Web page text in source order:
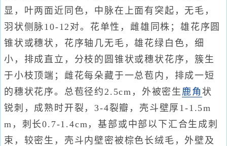
显，叶两面近同色，中脉在上面有突起，无毛，
羽状侧脉10-12对。花单性，雌雄同株；雄花序圆
锥状或穗状，花序轴几无毛，雄花绿白色，细
小，排成直立，分枝的圆锥状或穗状花序，簇生
于小枝顶端；雌花每朵藏于一总苞内，排成一短
的穗状花序。总苞径约2.5cm，外被密生 鹿角 状
锐刺，成熟时开裂，3-4裂瓣，壳斗壁厚1-1.5m
m，刺长0.7-1.4cm，基部或中部以下汇合生成刺
束，较密生，壳斗内壁密被棕色长绒毛，外壁及